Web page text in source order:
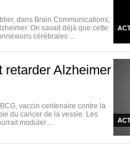
dans Brain Communications,
On savait déjà que cette
cérébrales ...
retarder Alzheimer
vaccin centenaire contre la
du cancer de la vessie. Les
moduler ...